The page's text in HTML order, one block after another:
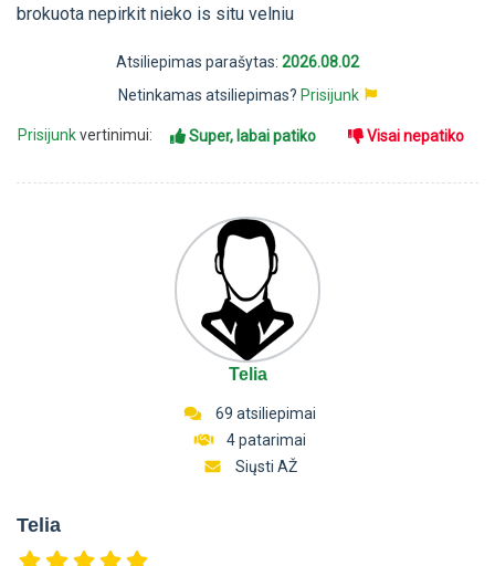
brokuota nepirkit nieko is situ velniu
Atsiliepimas parašytas: 2026.08.02
Netinkamas atsiliepimas? Prisijunk
Prisijunkvertinimui: Super, labai patiko Visai nepatiko
Telia
69 atsiliepimai
4 patarimai
Siųsti AŽ
Telia